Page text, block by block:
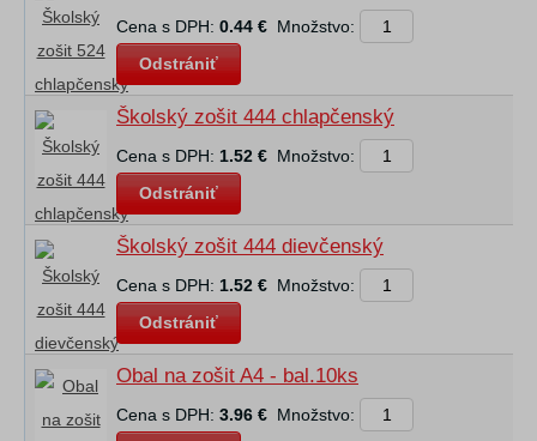
Cena s DPH: 0.44 € Množstvo:
Odstrániť
Školský zošit 444 chlapčenský
Cena s DPH: 1.52 € Množstvo:
Odstrániť
Školský zošit 444 dievčenský
Cena s DPH: 1.52 € Množstvo:
Odstrániť
Obal na zošit A4 - bal.10ks
Cena s DPH: 3.96 € Množstvo: